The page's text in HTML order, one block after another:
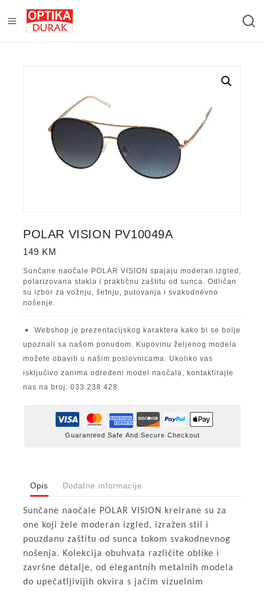
POLAR VISION PV10049A
149 KM
Sunčane naočale POLAR VISION spajaju moderan izgled,
polarizovana stakla i praktičnu zaštitu od sunca. Odličan
su izbor za vožnju, šetnju, putovanja i svakodnevno
nošenje.
Webshop je prezentacijskog karaktera kako bi se bolje
upoznali sa našom ponudom. Kupovinu željenog modela
možete obaviti u našim poslovnicama. Ukoliko vas
isključivo zanima određeni model naočala, kontaktirajte
nas na broj: 033 238 428.
Guaranteed Safe And Secure Checkout
Opis Dodatne informacije
Sunčane naočale POLAR VISION kreirane su za
one koji žele moderan izgled, izražen stil i
pouzdanu zaštitu od sunca tokom svakodnevnog
nošenja. Kolekcija obuhvata različite oblike i
završne detalje, od elegantnih metalnih modela
do upečatljivijih okvira s jačim vizuelnim